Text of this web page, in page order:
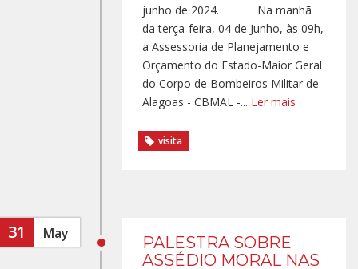
junho de 2024. Na manhã
da terça-feira, 04 de Junho, às 09h,
a Assessoria de Planejamento e
Orçamento do Estado-Maior Geral
do Corpo de Bombeiros Militar de
Alagoas - CBMAL -... Ler mais
visita
31 May
PALESTRA SOBRE
ASSÉDIO MORAL NAS